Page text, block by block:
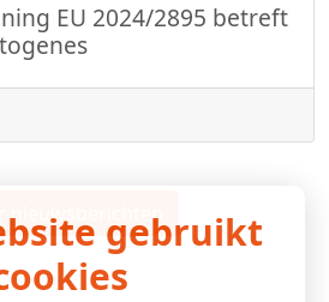
EU 2024/2895 betreft
nieuwsberichtengebruikt